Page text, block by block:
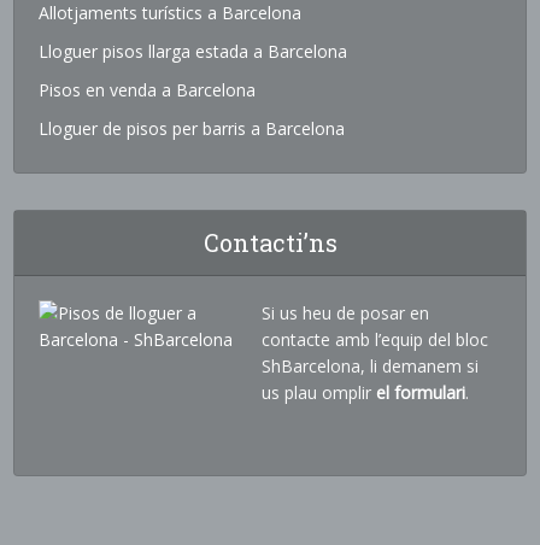
Allotjaments turístics a Barcelona
Lloguer pisos llarga estada a Barcelona
Pisos en venda a Barcelona
Lloguer de pisos per barris a Barcelona
Contacti’ns
Si us heu de posar en
contacte amb l’equip del bloc
ShBarcelona, li demanem si
us plau omplir el formulari.